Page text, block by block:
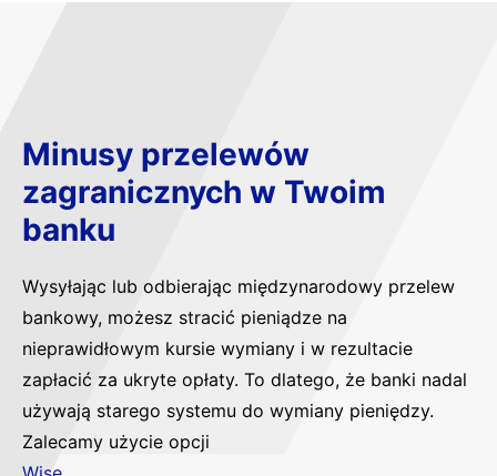
Minusy przelewów
zagranicznych w Twoim
banku
Wysyłając lub odbierając międzynarodowy przelew
bankowy, możesz stracić pieniądze na
nieprawidłowym kursie wymiany i w rezultacie
zapłacić za ukryte opłaty. To dlatego, że banki nadal
używają starego systemu do wymiany pieniędzy.
Zalecamy użycie opcji